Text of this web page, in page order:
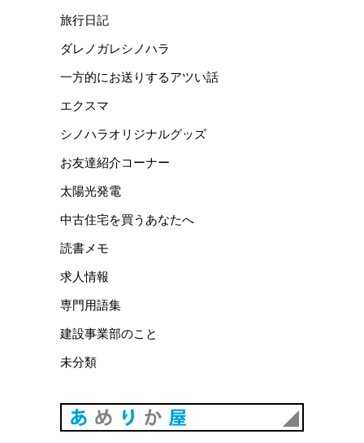
旅行日記
ダレノガレシノハラ
一方的にお送りするアツい話
エクスマ
シノハラオリジナルグッズ
お友達紹介コーナー
太陽光発電
中古住宅を買うあなたへ
読書メモ
求人情報
専門用語集
建設事業部のこと
未分類